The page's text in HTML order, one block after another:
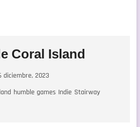
Coral Island
diciembre, 2023
humble games Indie Stairway